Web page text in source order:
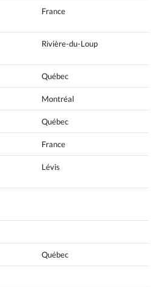
France
Rivière-du-Loup
Québec
Montréal
Québec
France
Lévis
Québec